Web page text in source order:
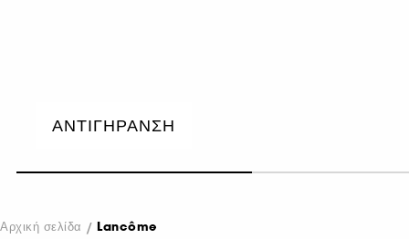
ΑΝΤΙΓΗΡΑΝΣΗ
Αρχική σελίδα Lancôme